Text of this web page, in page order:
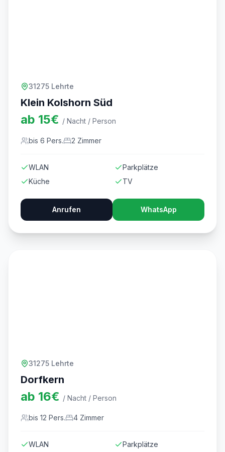
31275 Lehrte
Klein Kolshorn Süd
ab 15€ / Nacht / Person
bis 6 Pers. 2 Zimmer
WLAN
Parkplätze
Küche
TV
Anrufen WhatsApp
31275 Lehrte
Dorfkern
ab 16€ / Nacht / Person
bis 12 Pers. 4 Zimmer
WLAN
Parkplätze